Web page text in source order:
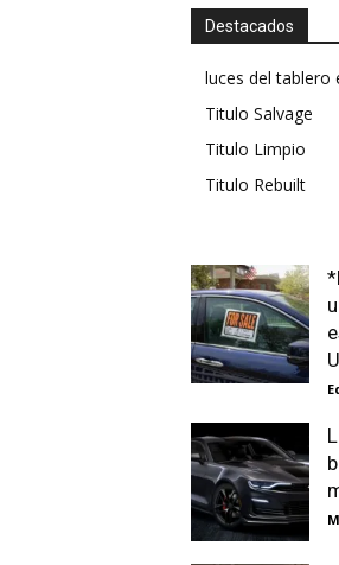
Destacados
luces del tablero
Titulo Salvage
Titulo Limpio
Titulo Rebuilt